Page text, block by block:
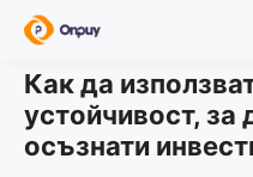
Skip
content
Как да
устойчивост, за
осъзнати